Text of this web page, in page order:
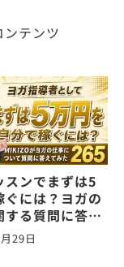
テンツ
スンでまずは5
ぐには？ヨガの
する質問に答え
29日